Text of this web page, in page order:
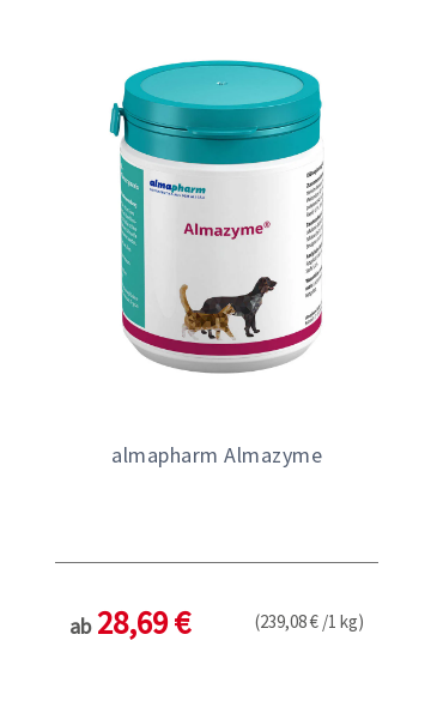
almapharm Almazyme
ab 28,69 € (239,08 € /1 kg)